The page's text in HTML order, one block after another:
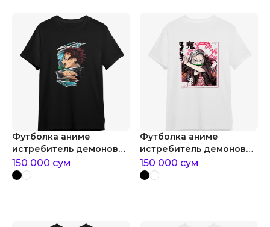
Футболка аниме
истребитель демонов
kimetsu no yaiba
150 000 сум
Футболка аниме
истребитель демонов
нэдзуко
150 000 сум